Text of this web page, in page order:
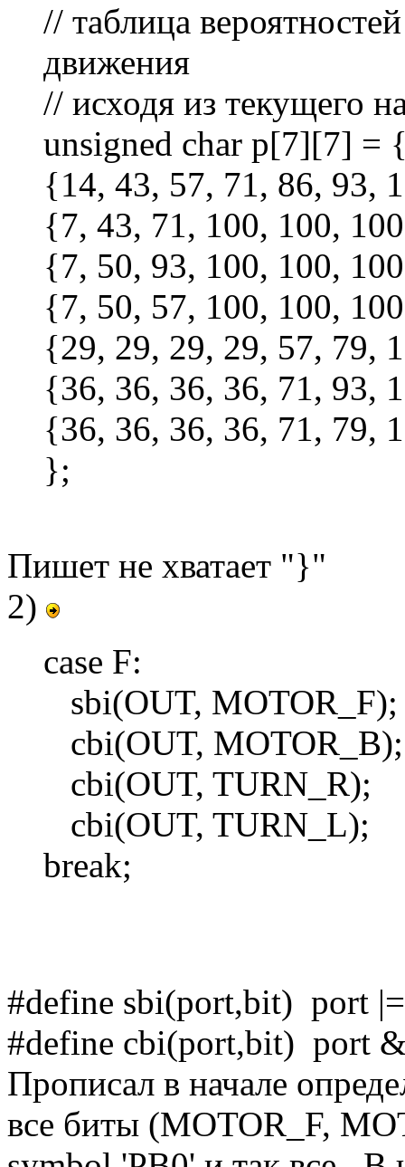
// таблица
движения
// исходя из текущего
unsigned char p[7][7] =
{14, 43, 57, 71, 86, 93,
{7, 43, 71, 100, 100,
{7, 50, 93, 100, 100,
{7, 50, 57, 100, 100,
{29, 29, 29, 29, 57, 79,
{36, 36, 36, 36, 71, 93,
{36, 36, 36, 36, 71, 79,
};
Пишет не хватает "}"
2)
case F:
sbi(OUT, MOTOR_F);
cbi(OUT, MOTOR_B);
cbi(OUT, TURN_R);
cbi(OUT, TURN_L);
break;
#define sbi(port,bit) port
#define cbi(port,bit) port
Прописал в начале
все биты (MOTOR_F,